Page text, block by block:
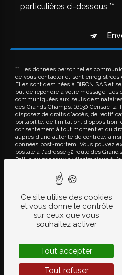
particulières ci-dessous **
** Les données personnelles
de vous contacter et sont
Elles sont destinées à BIRON SAS et
but de répondre à votre message. Les
communiquées aux seuls
des Grands Champs, 16130 Gensac-
disposez de droits d’accès, de
portabilité, de limitation, d’opposition,
consentement à tout moment et du
auprès d’une autorité de contrôle,
données post-mortem. Vous pouvez
postale à l'adresse 52 route des
Pallue ou par courrier électronique à
justificatif d'identité pourra vous être
données pendant la période de prise
de prescription légale aux fins
contentieux. Vous avez le droit de
d'opposition au démarchage
Bloctel.gouv.fr. Consultez le site
Recherches
Ce site utilise des cookies
et vous donne le contrôle
sur ceux que vous
souhaitez activer
Tout accepter
Tout refuser